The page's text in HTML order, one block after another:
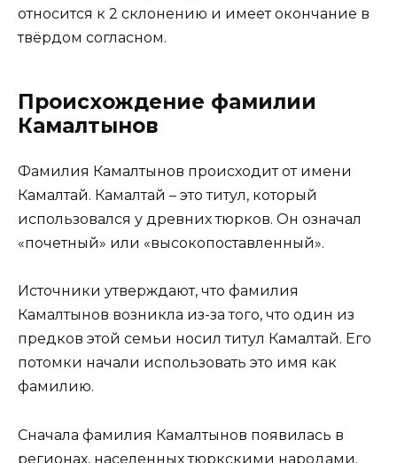
относится к 2 склонению и имеет окончание в
твёрдом согласном.
Происхождение фамилии
Камалтынов
Фамилия Камалтынов происходит от имени
Камалтай. Камалтай – это титул, который
использовался у древних тюрков. Он означал
«почетный» или «высокопоставленный».
Источники утверждают, что фамилия
Камалтынов возникла из-за того, что один из
предков этой семьи носил титул Камалтай. Его
потомки начали использовать это имя как
фамилию.
Сначала фамилия Камалтынов появилась в
регионах, населенных тюркскими народами.